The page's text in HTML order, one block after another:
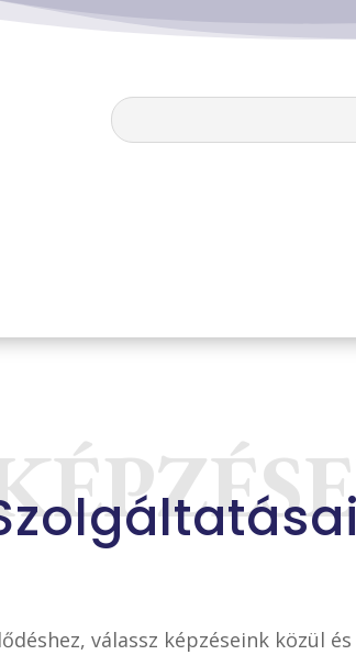
válassz képzéseink közül